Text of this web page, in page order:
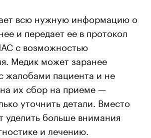
всю нужную информацию о
и передает ее в протокол
с возможностью
Медик может заранее
жалобами пациента и не
их сбор на приеме —
уточнить детали. Вместо
уделить больше внимания
и лечению.